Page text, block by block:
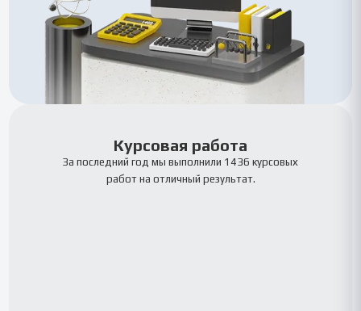
Курсовая работа
За последний год мы выполнили 1436 курсовых
работ на отличный результат.